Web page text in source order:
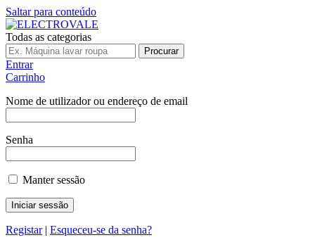
Saltar para conteúdo
Todas as categorias
Procurar
Entrar
Carrinho
Nome de utilizador ou endereço de email
Senha
Manter sessão
Registar| Esqueceu-se da senha?